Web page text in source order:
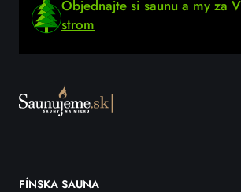
Objednajte si saunu a my za
strom
FÍNSKA SAUNA